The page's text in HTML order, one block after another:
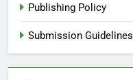
Publishing Policy
Submission Guidelines